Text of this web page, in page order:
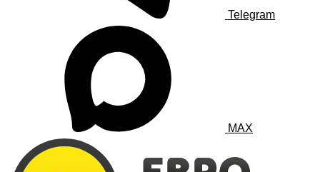
Telegram
MAX